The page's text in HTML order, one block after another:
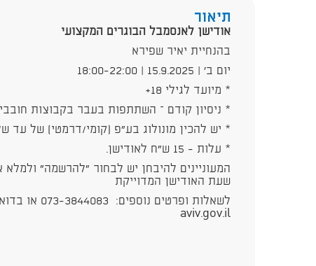
תיאור
אודישן לאנסמבל הבוגרים המקצועי
בהנחיית יאיר שפירא
יום ב' | 15.9.2025 | 18:00-22:00
* מיועד לגילי 18+
* ניסיון קודם – השתתפות בעבר בקבוצות
* יש להכין מונולוג בע"פ (קומי/דרמטי) של עד
* עלות - 15 ש"ח לאודישן.
המעוניינים להיבחן יש לבחור "להרשמה"
שעת האודישן המדוייקת
aviv.gov.il